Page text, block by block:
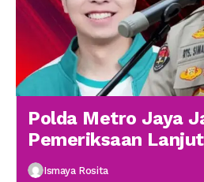
Polda Metro Jaya
Pemeriksaan
Lee 19 Januari
Ismaya Rosita